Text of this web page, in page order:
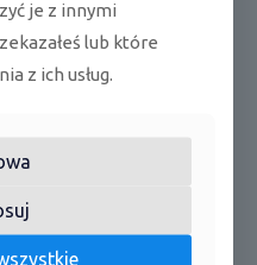
pośrednim nawiewie
do podłogi
je z innymi
lub które
z ich usług.